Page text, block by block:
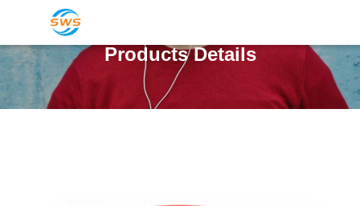
Products Details